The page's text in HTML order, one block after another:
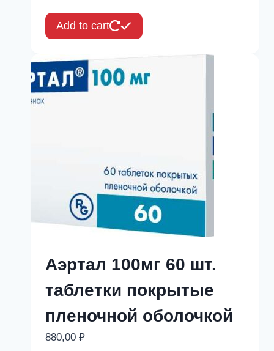
Add to cart
Аэртал 100мг 60 шт.
таблетки покрытые
пленочной оболочкой
880,00 ₽